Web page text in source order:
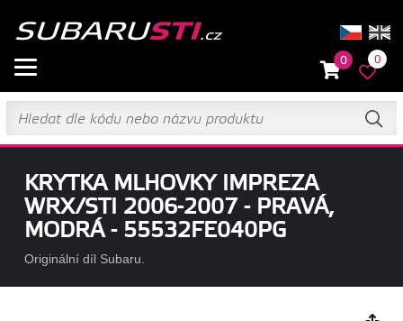
0 0
KRYTKA MLHOVKY IMPREZA
WRX/STI 2006-2007 - PRAVÁ,
MODRÁ - 55532FE040PG
Originální díl Subaru.